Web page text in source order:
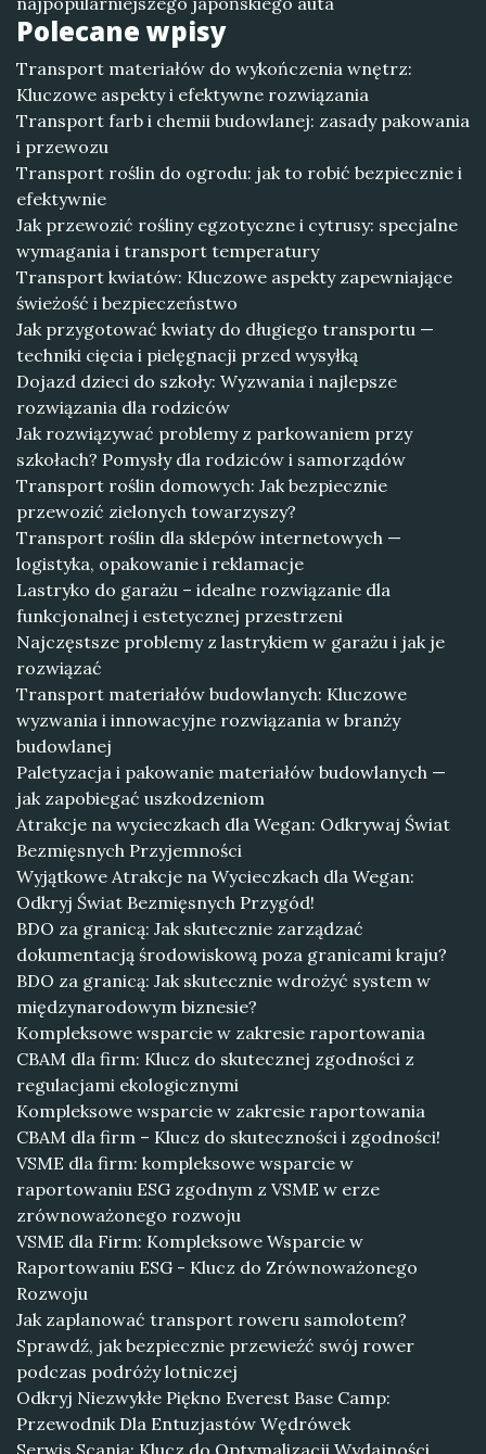
Polecane wpisy
Transport materiałów do wykończenia wnętrz:
Kluczowe aspekty i efektywne rozwiązania
Transport farb i chemii budowlanej: zasady pakowania
i przewozu
Transport roślin do ogrodu: jak to robić bezpiecznie i
efektywnie
Jak przewozić rośliny egzotyczne i cytrusy: specjalne
wymagania i transport temperatury
Transport kwiatów: Kluczowe aspekty zapewniające
świeżość i bezpieczeństwo
Jak przygotować kwiaty do długiego transportu —
techniki cięcia i pielęgnacji przed wysyłką
Dojazd dzieci do szkoły: Wyzwania i najlepsze
rozwiązania dla rodziców
Jak rozwiązywać problemy z parkowaniem przy
szkołach? Pomysły dla rodziców i samorządów
Transport roślin domowych: Jak bezpiecznie
przewozić zielonych towarzyszy?
Transport roślin dla sklepów internetowych —
logistyka, opakowanie i reklamacje
Lastryko do garażu – idealne rozwiązanie dla
funkcjonalnej i estetycznej przestrzeni
Najczęstsze problemy z lastrykiem w garażu i jak je
rozwiązać
Transport materiałów budowlanych: Kluczowe
wyzwania i innowacyjne rozwiązania w branży
budowlanej
Paletyzacja i pakowanie materiałów budowlanych —
jak zapobiegać uszkodzeniom
Atrakcje na wycieczkach dla Wegan: Odkrywaj Świat
Bezmięsnych Przyjemności
Wyjątkowe Atrakcje na Wycieczkach dla Wegan:
Odkryj Świat Bezmięsnych Przygód!
BDO za granicą: Jak skutecznie zarządzać
dokumentacją środowiskową poza granicami kraju?
BDO za granicą: Jak skutecznie wdrożyć system w
międzynarodowym biznesie?
Kompleksowe wsparcie w zakresie raportowania
CBAM dla firm: Klucz do skutecznej zgodności z
regulacjami ekologicznymi
Kompleksowe wsparcie w zakresie raportowania
CBAM dla firm – Klucz do skuteczności i zgodności!
VSME dla firm: kompleksowe wsparcie w
raportowaniu ESG zgodnym z VSME w erze
zrównoważonego rozwoju
VSME dla Firm: Kompleksowe Wsparcie w
Raportowaniu ESG - Klucz do Zrównoważonego
Rozwoju
Jak zaplanować transport roweru samolotem?
Sprawdź, jak bezpiecznie przewieźć swój rower
podczas podróży lotniczej
Odkryj Niezwykłe Piękno Everest Base Camp:
Przewodnik Dla Entuzjastów Wędrówek
Serwis Scania: Klucz do Optymalizacji Wydajności